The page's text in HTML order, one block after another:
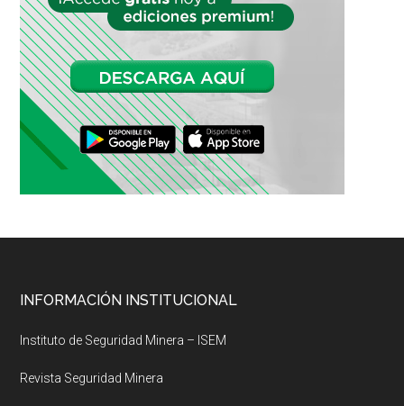
Footer
INFORMACIÓN INSTITUCIONAL
Instituto de Seguridad Minera – ISEM
Revista Seguridad Minera